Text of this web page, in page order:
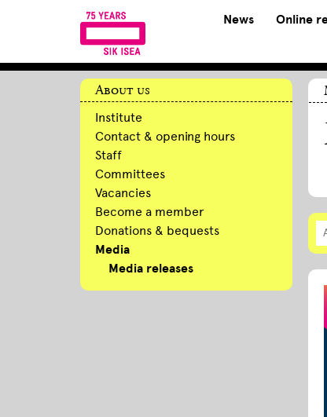
News Online
About us
Institute
Contact & opening hours
Staff
Committees
Vacancies
Become a member
Donations & bequests
Media
Media releases